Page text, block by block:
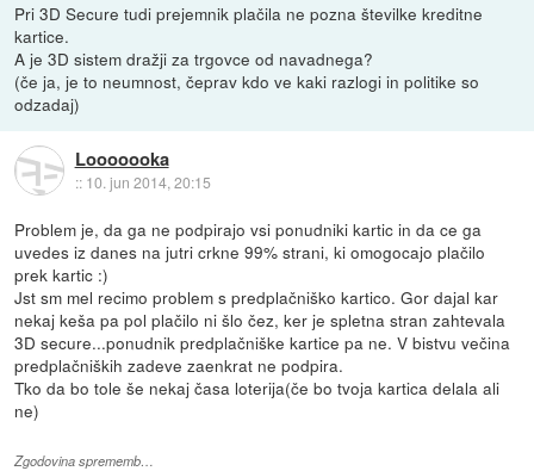
Pri 3D Secure tudi prejemnik plačila ne pozna številke kreditne
kartice.
A je 3D sistem dražji za trgovce od navadnega?
(če ja, je to neumnost, čeprav kdo ve kaki razlogi in politike so
odzadaj)
Looooooka
:: 10. jun 2014, 20:15
Problem je, da ga ne podpirajo vsi ponudniki kartic in da ce ga
uvedes iz danes na jutri crkne 99% strani, ki omogocajo plačilo
prek kartic :)
Jst sm mel recimo problem s predplačniško kartico. Gor dajal kar
nekaj keša pa pol plačilo ni šlo čez, ker je spletna stran zahtevala
3D secure...ponudnik predplačniške kartice pa ne. V bistvu večina
predplačniških zadeve zaenkrat ne podpira.
Tko da bo tole še nekaj časa loterija(če bo tvoja kartica delala ali
ne)
Zgodovina sprememb…